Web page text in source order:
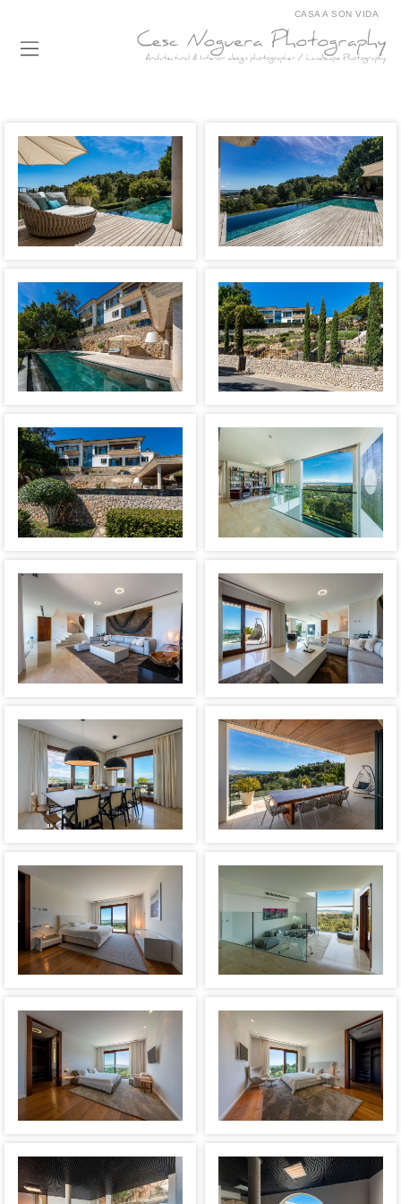
CASA A SON VIDA